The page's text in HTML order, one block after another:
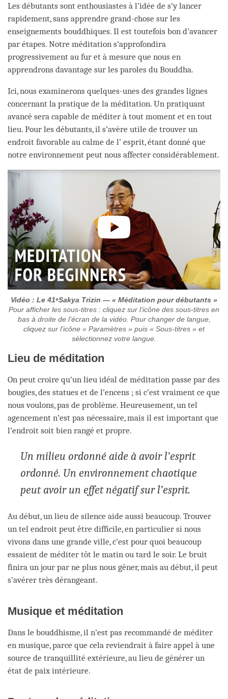
Les débutants sont enthousiastes à l’idée de s’y lancer
rapidement, sans apprendre grand-chose sur les
enseignements bouddhiques. Il est toutefois bon d’avancer
par étapes. Notre méditation s’approfondira
progressivement au fur et à mesure que nous en
apprendrons davantage sur les paroles du Bouddha.
Ici, nous examinerons quelques-unes des grandes lignes
concernant la pratique de la méditation. Un pratiquant
avancé sera capable de méditer à tout moment et en tout
lieu. Pour les débutants, il s’avère utile de trouver un
endroit favorable au calme de l’ esprit, étant donné que
notre environnement peut nous affecter considérablement.
Vidéo : Le 41ᵉSakya Trizin — « Méditation pour débutants »
Pour afficher les sous-titres : cliquez sur l’icône des sous-titres en
bas à droite de l’écran de la vidéo. Pour changer de langue,
cliquez sur l’icône « Paramètres » puis « Sous-titres » et
sélectionnez votre langue.
Lieu de méditation
On peut croire qu’un lieu idéal de méditation passe par des
bougies, des statues et de l’encens ; si c’est vraiment ce que
nous voulons, pas de problème. Heureusement, un tel
agencement n’est pas nécessaire, mais il est important que
l’endroit soit bien rangé et propre.
Un milieu ordonné aide à avoir l’esprit
ordonné. Un environnement chaotique
peut avoir un effet négatif sur l’esprit.
Au début, un lieu de silence aide aussi beaucoup. Trouver
un tel endroit peut être difficile, en particulier si nous
vivons dans une grande ville, c’est pour quoi beaucoup
essaient de méditer tôt le matin ou tard le soir. Le bruit
finira un jour par ne plus nous gêner, mais au début, il peut
s’avérer très dérangeant.
Musique et méditation
Dans le bouddhisme, il n’est pas recommandé de méditer
en musique, parce que cela reviendrait à faire appel à une
source de tranquillité extérieure, au lieu de générer un
état de paix intérieure.